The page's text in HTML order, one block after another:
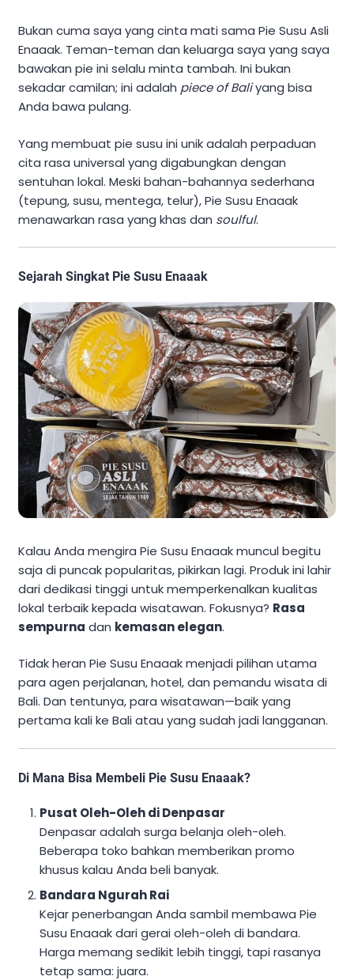
Bukan cuma saya yang cinta mati sama Pie Susu Asli
Enaaak. Teman-teman dan keluarga saya yang saya
bawakan pie ini selalu minta tambah. Ini bukan
sekadar camilan; ini adalah piece of Baliyang bisa
Anda bawa pulang.
Yang membuat pie susu ini unik adalah perpaduan
cita rasa universal yang digabungkan dengan
sentuhan lokal. Meski bahan-bahannya sederhana
(tepung, susu, mentega, telur), Pie Susu Enaaak
menawarkan rasa yang khas dan soulful.
Sejarah Singkat Pie Susu Enaaak
Kalau Anda mengira Pie Susu Enaaak muncul begitu
saja di puncak popularitas, pikirkan lagi. Produk ini lahir
dari dedikasi tinggi untuk memperkenalkan kualitas
lokal terbaik kepada wisatawan. Fokusnya? Rasa
sempurna dan kemasan elegan.
Tidak heran Pie Susu Enaaak menjadi pilihan utama
para agen perjalanan, hotel, dan pemandu wisata di
Bali. Dan tentunya, para wisatawan—baik yang
pertama kali ke Bali atau yang sudah jadi langganan.
Di Mana Bisa Membeli Pie Susu Enaaak?
Pusat Oleh-Oleh di Denpasar
Denpasar adalah surga belanja oleh-oleh.
Beberapa toko bahkan memberikan promo
khusus kalau Anda beli banyak.
Bandara Ngurah Rai
Kejar penerbangan Anda sambil membawa Pie
Susu Enaaak dari gerai oleh-oleh di bandara.
Harga memang sedikit lebih tinggi, tapi rasanya
tetap sama: juara.